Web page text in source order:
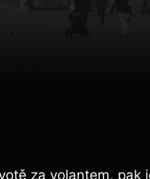
za volantem, pak